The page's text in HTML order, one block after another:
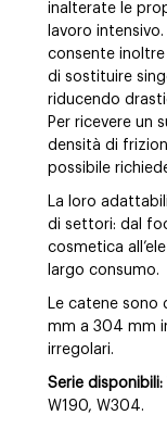
inalterate le
lavoro
consente
di sostituire
riducendo
Per ricevere un
densità di
possibile
La loro
di settori: dal
cosmetica
largo consumo.
Le catene sono
mm a 304 mm
irregolari.
Serie disponibili:
W190, W304.